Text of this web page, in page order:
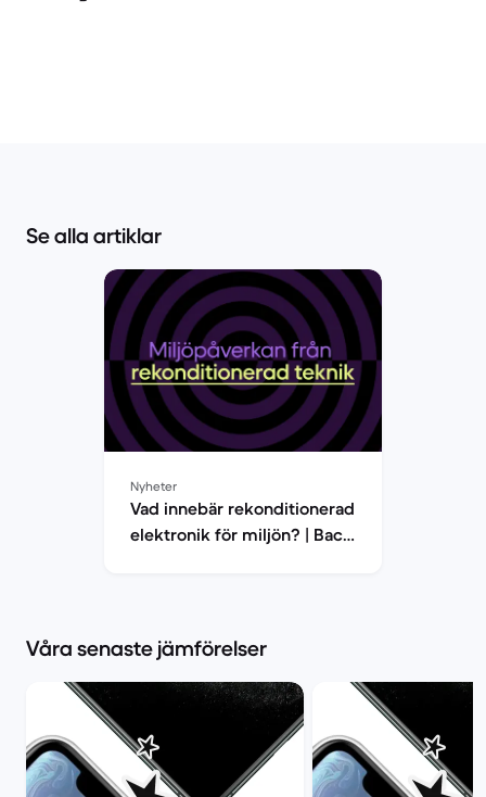
Se alla artiklar
Nyheter
Vad innebär rekonditionerad
elektronik för miljön? | Back
Våra senaste jämförelser